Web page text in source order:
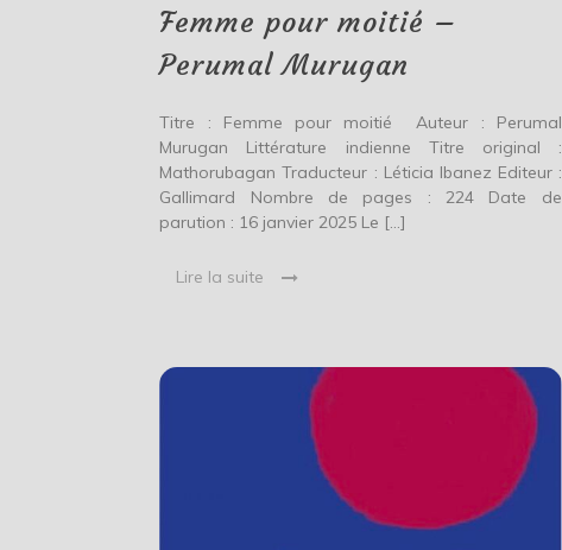
Murugan
Femme pour moitié –
Perumal Murugan
Titre : Femme pour moitié Auteur : Perumal
Murugan Littérature indienne Titre original :
Mathorubagan Traducteur : Léticia Ibanez Editeur :
Gallimard Nombre de pages : 224 Date de
parution : 16 janvier 2025 Le […]
Lire la suite